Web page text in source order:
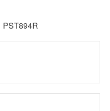
PST894R